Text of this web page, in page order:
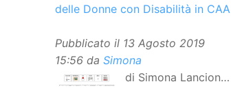
delle Donne con Disabilità in CAA
Pubblicato il 13 Agosto 2019
15:56 da Simona
di Simona Lancioni,